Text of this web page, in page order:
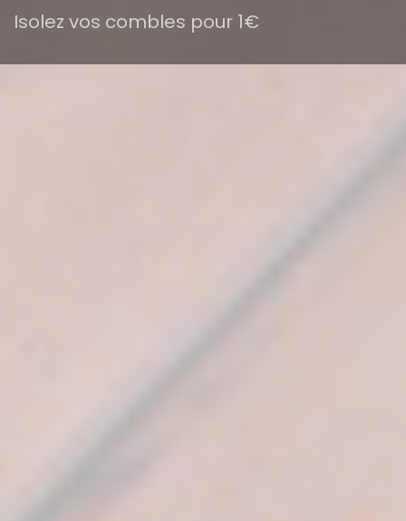
Isolez vos combles pour 1€